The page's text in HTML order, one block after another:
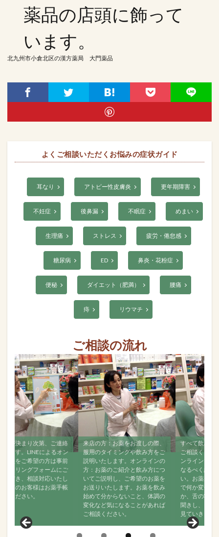
薬品の店頭に飾って
います。
北九州市小倉北区の漢方薬局 大門薬品
よくご相談いただくお悩みの症状ガイド
耳なり アトピー性皮膚炎 更年期障害
不妊症 後鼻漏 不眠症 めまい
生理痛 ストレス 疲労・倦怠感
糖尿病 ED 鼻炎・花粉症
便秘 ダイエット（肥満） 腰痛
痔 リウマチ
ご相談の流れ
来店の方：お薬をお渡しの際、
服用のタイミングや飲み方をご
説明いたします。オンラインの
方：お薬のご紹介と飲み方につ
いてご説明し、ご希望のお薬を
お送りいたします。お薬を飲み
始めて分からないこと、体調の
変化など気になることがあれば
すべて飲み終えましたら、再度
ご相談ください。ご来店でもオ
ンラインでも構いませんので、
なるべく経過をご連絡くださ
い。お薬が効いているか、飲ん
で何か変化がなかったかどう
か、舌の状態はどうか？などお
聞きし、その後の状態について
見ていきます。